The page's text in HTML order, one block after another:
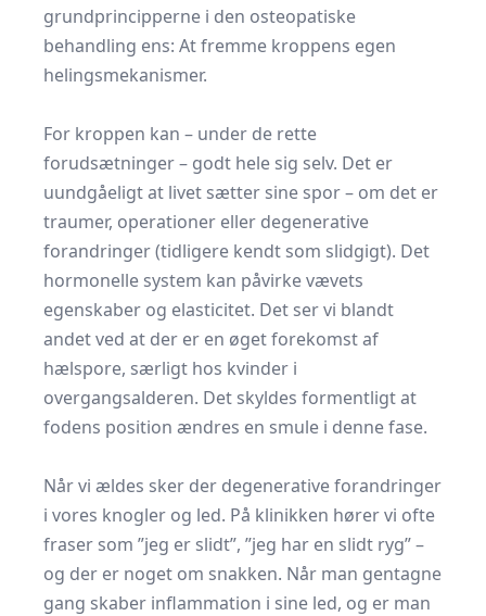
grundprincipperne i den osteopatiske
behandling ens: At fremme kroppens egen
helingsmekanismer.
For kroppen kan – under de rette
forudsætninger – godt hele sig selv. Det er
uundgåeligt at livet sætter sine spor – om det er
traumer, operationer eller degenerative
forandringer (tidligere kendt som slidgigt). Det
hormonelle system kan påvirke vævets
egenskaber og elasticitet. Det ser vi blandt
andet ved at der er en øget forekomst af
hælspore, særligt hos kvinder i
overgangsalderen. Det skyldes formentligt at
fodens position ændres en smule i denne fase.
Når vi ældes sker der degenerative forandringer
i vores knogler og led. På klinikken hører vi ofte
fraser som ”jeg er slidt”, ”jeg har en slidt ryg” –
og der er noget om snakken. Når man gentagne
gang skaber inflammation i sine led, og er man